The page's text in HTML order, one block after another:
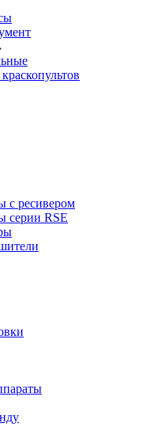
с ресивером
серии RSE